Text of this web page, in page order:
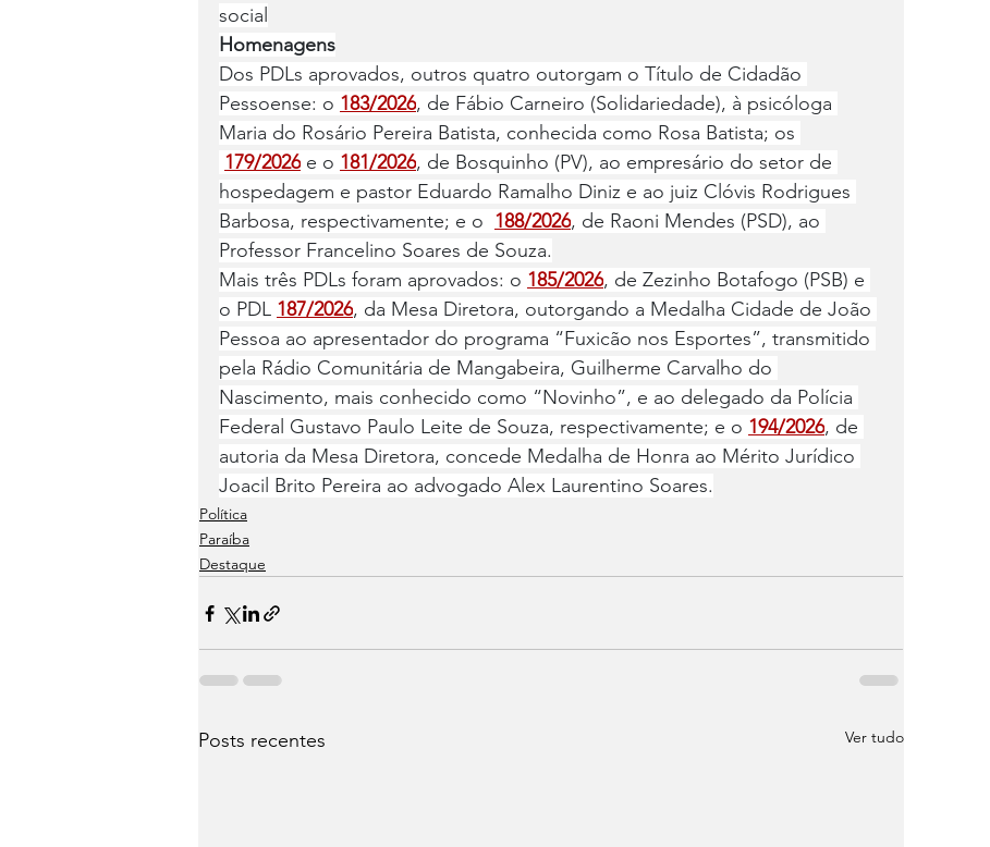
social
Homenagens
Dos PDLs aprovados, outros quatro outorgam o Título de Cidadão
Pessoense: o 183/2026, de Fábio Carneiro (Solidariedade), à psicóloga
Maria do Rosário Pereira Batista, conhecida como Rosa Batista; os
179/2026 e o 181/2026, de Bosquinho (PV), ao empresário do setor de
hospedagem e pastor Eduardo Ramalho Diniz e ao juiz Clóvis Rodrigues
Barbosa, respectivamente; e o 188/2026, de Raoni Mendes (PSD), ao
Professor Francelino Soares de Souza.
Mais três PDLs foram aprovados: o 185/2026, de Zezinho Botafogo (PSB) e
o PDL 187/2026, da Mesa Diretora, outorgando a Medalha Cidade de João
Pessoa ao apresentador do programa “Fuxicão nos Esportes”, transmitido
pela Rádio Comunitária de Mangabeira, Guilherme Carvalho do
Nascimento, mais conhecido como “Novinho”, e ao delegado da Polícia
Federal Gustavo Paulo Leite de Souza, respectivamente; e o 194/2026, de
autoria da Mesa Diretora, concede Medalha de Honra ao Mérito Jurídico
Joacil Brito Pereira ao advogado Alex Laurentino Soares.
Política
Paraíba
Destaque
Posts recentes Ver tudo